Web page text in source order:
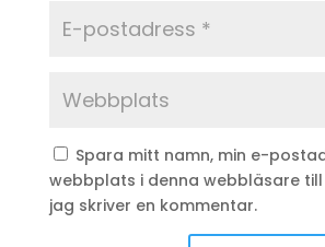
Spara mitt namn, min e-
webbplats i denna webbläsare
jag skriver en kommentar.